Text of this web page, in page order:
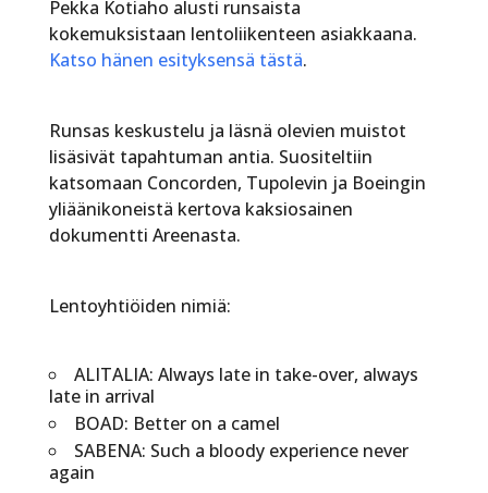
Pekka Kotiaho alusti runsaista
kokemuksistaan lentoliikenteen asiakkaana.
Katso hänen esityksensä tästä.
Runsas keskustelu ja läsnä olevien muistot
lisäsivät tapahtuman antia. Suositeltiin
katsomaan Concorden, Tupolevin ja Boeingin
yliäänikoneistä kertova kaksiosainen
dokumentti Areenasta.
Lentoyhtiöiden nimiä:
ALITALIA: Always late in take-over, always
late in arrival
BOAD: Better on a camel
SABENA: Such a bloody experience never
again